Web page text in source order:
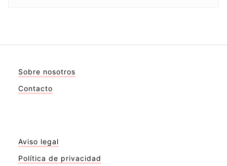
Sobre nosotros
Contacto
Aviso legal
Política de privacidad